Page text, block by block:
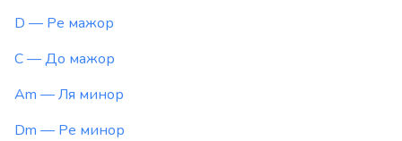
D — Ре мажор
C — До мажор
Am — Ля минор
Dm — Ре минор